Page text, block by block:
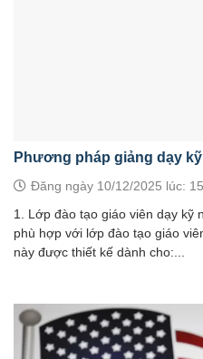
Phương pháp giảng dạy
Đăng ngày 10/12/2025 lúc:
1. Lớp đào tạo giáo viên dạy kỹ
phù hợp với lớp đào tạo giáo
này được thiết kế dành cho:...